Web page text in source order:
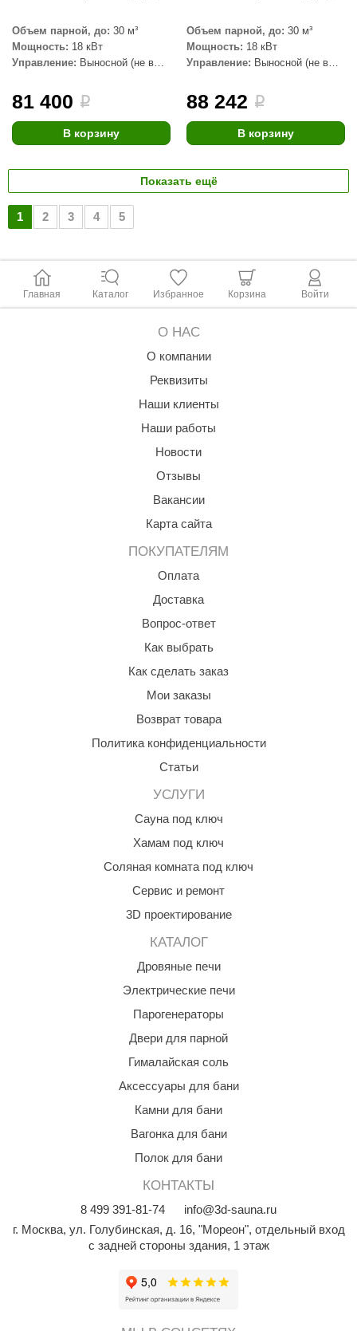
Объем парной, до: 30 м³
Мощность: 18 кВт
Управление: Выносной (не в
81 400 i
В корзину
Объем парной, до: 30 м³
Мощность: 18 кВт
Управление: Выносной (не в
88 242 i
В корзину
Показать ещё
1 2 3 4 5
Главная Каталог Избранное Корзина Войти
О НАС
О компании
Реквизиты
Наши клиенты
Наши работы
Новости
Отзывы
Вакансии
Карта сайта
ПОКУПАТЕЛЯМ
Оплата
Доставка
Вопрос-ответ
Как выбрать
Как сделать заказ
Мои заказы
Возврат товара
Политика конфиденциальности
Статьи
УСЛУГИ
Сауна под ключ
Хамам под ключ
Соляная комната под ключ
Сервис и ремонт
3D проектирование
КАТАЛОГ
Дровяные печи
Электрические печи
Парогенераторы
Двери для парной
Гималайская соль
Аксессуары для бани
Камни для бани
Вагонка для бани
Полок для бани
КОНТАКТЫ
8 499 391-81-74
info@3d-sauna.ru
г. Москва, ул. Голубинская, д. 16, "Мореон", отдельный вход
с задней стороны здания, 1 этаж